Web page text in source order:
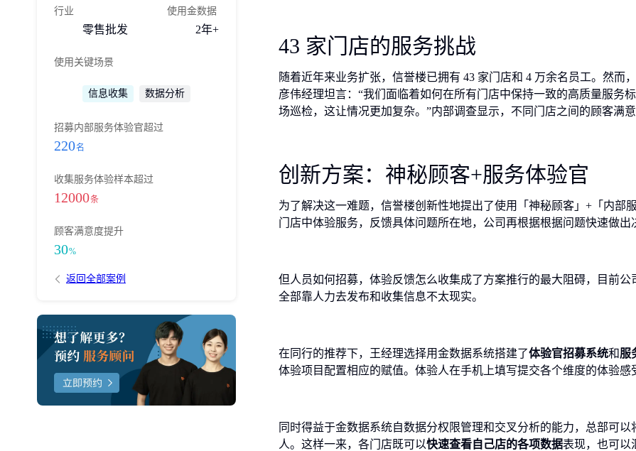
行业
零售批发
使用金数据
2年+
使用关键场景
信息收集 数据分析
招募内部服务体验官超过
220名
收集服务体验样本超过
12000条
顾客满意度提升
30%
返回全部案例
43 家门店的服务挑战
随着近年来业务扩张，信誉楼已拥有 43 家门店和 4 万余名员工。然而
彦伟经理坦言：“我们面临着如何在所有门店中保持一致的高质量服务
场巡检，这让情况更加复杂。”内部调查显示，不同门店之间的顾客满
创新方案：神秘顾客+服务体验官
为了解决这一难题，信誉楼创新性地提出了使用「神秘顾客」+「内部
门店中体验服务，反馈具体问题所在地，公司再根据根据问题快速做出
但人员如何招募，体验反馈怎么收集成了方案推行的最大阻碍，目前
全部靠人力去发布和收集信息不太现实。
在同行的推荐下，王经理选择用金数据系统搭建了体验官招募系统和服
体验项目配置相应的赋值。体验人在手机上填写提交各个维度的体验感
同时得益于金数据系统自数据分权限管理和交叉分析的能力，总部可
人。这样一来，各门店既可以快速查看自己店的各项数据表现，也可以